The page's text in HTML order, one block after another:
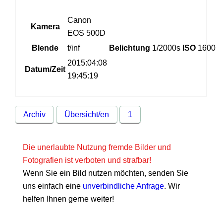
Kamera
Canon
EOS 500D
Blende
f/inf Belichtung 1/2000s ISO 1600
Datum/Zeit
2015:04:08
19:45:19
Archiv Übersicht/en 1
Die unerlaubte Nutzung fremde Bilder und
Fotografien ist verboten und strafbar!
Wenn Sie ein Bild nutzen möchten, senden Sie
uns einfach eine unverbindliche Anfrage. Wir
helfen Ihnen gerne weiter!